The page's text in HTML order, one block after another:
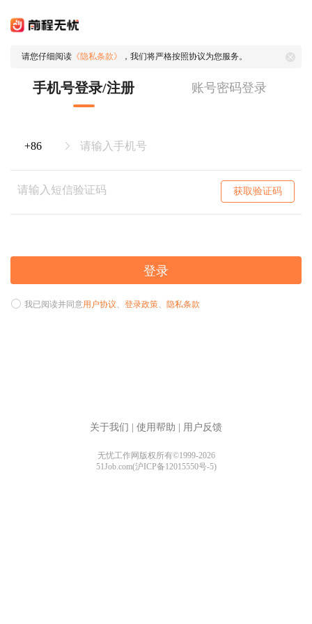
请您仔细阅读 《隐私条款》 ，我们将严格按照协议为您服务。
手机号登录/注册 账号密码登录
获取验证码
登录
我已阅读并同意用户协议、 登录政策、 隐私条款
关于我们 使用帮助 用户反馈
无忧工作网版权所有©1999-2026
51Job.com(沪ICP备12015550号-5)